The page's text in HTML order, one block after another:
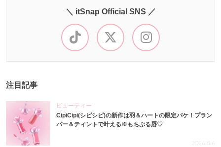
＼ itSnap Official SNS ／
注目記事
ビューティー
CipiCipi(シピシピ)の新作は羽＆ハートの限定パケ！プラン
パー＆ティントで叶える※もちぷる唇♡
2026.8.6